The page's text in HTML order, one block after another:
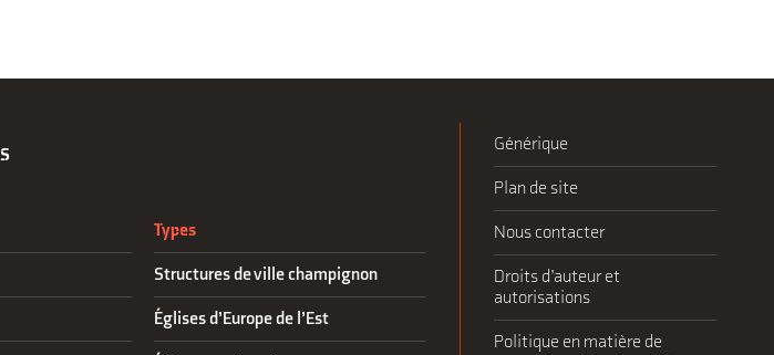
Types
Structures de ville champignon
Églises d’Europe de l’Est
Générique
Plan de site
Nous contacter
Droits d’auteur et
autorisations
Politique en matière de